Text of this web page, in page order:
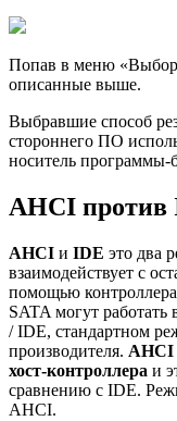
Попав в меню «Выбор
описанные выше.
Выбравшие способ
стороннего ПО
носитель программы-
AHCI против
AHCI и IDE это два
взаимодействует с
помощью
SATA могут
/ IDE, стандартном
производителя. AHCI
хост-контроллера и
сравнению с IDE.
AHCI.